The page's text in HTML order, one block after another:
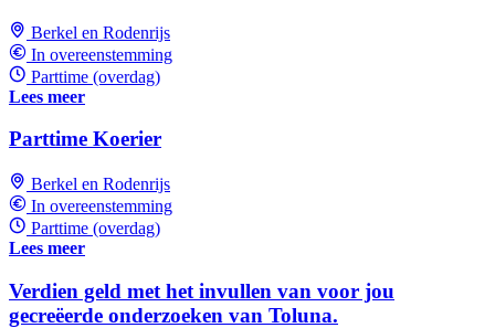
Berkel en Rodenrijs
In overeenstemming
Parttime (overdag)
Lees meer
Parttime Koerier
Berkel en Rodenrijs
In overeenstemming
Parttime (overdag)
Lees meer
Verdien geld met het invullen van voor jou
gecreëerde onderzoeken van Toluna.